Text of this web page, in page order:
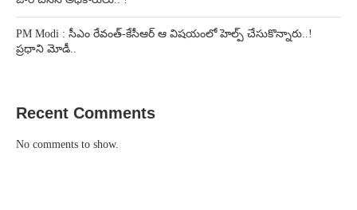
PM Modi : సీఎం రేవంత్-కేసీఆర్ ఆ విషయంలో హెల్ప్ చేసుకొన్నారు..!
ప్రధాని మోడీ..
Recent Comments
No comments to show.